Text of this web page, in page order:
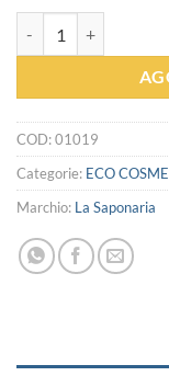
COD:01019
Categorie: ECO
Marchio: La Saponaria